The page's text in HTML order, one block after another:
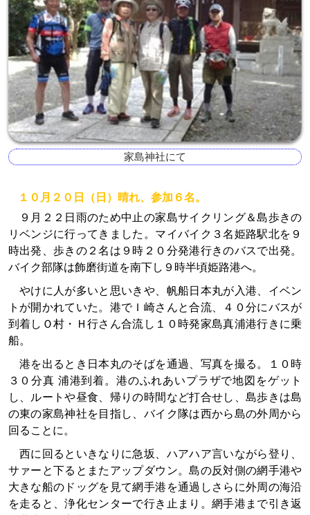
家島神社にて
１０月２０日（日）晴れ、参加６名。
９月２２日雨のため中止の家島サイクリング＆島歩きの
リベンジに行ってきました。マイバイク３名姫路駅北を９
時出発、歩きの２名は９時２０分発港行きのバスで出発。
バイク部隊は飾磨街道を南下し９時半頃姫路港へ。
やけに人が多いと思いきや、帆船日本丸が入港、イベン
トが開かれていた。港でＩ崎さんと合流、４０分にバスが
到着しＯ村・Ｈ行さん合流し１０時発家島真浦港行きに乗
船。
港を出るとき日本丸のそばを通過、写真を撮る。１０時
３０分真 浦港到着。港のふれあいプラザで地図をゲット
し、ルートや昼食、帰りの時間など打合せし、島歩きは島
の東の家島神社を目指し、バイク隊は西から島の外周から
回ることに。
西に回るといきなりに急坂、ハアハア言いながら登り、
サァーと下るとまたアップダウン。島の反対側の網手港や
大きな船のドッグを見て網手港を通過しさらに外周の海沿
を走ると、浄化センターで行き止まり。網手港まで引き返